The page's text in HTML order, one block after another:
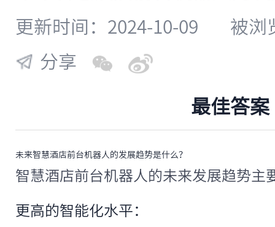
更新时间：2024-10-09
被浏
分享
最佳答案
未来智慧酒店前台机器人的发展趋势是什么？
智慧酒店前台机器人的未来发展趋势主
更高的智能化水平：